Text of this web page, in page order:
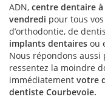
ADN, centre dentaire à
vendredi pour tous vos
d’orthodontie, de
implants dentaires ou
Nous répondons aussi
ressentez la moindre
immédiatement votre
dentiste Courbevoie.